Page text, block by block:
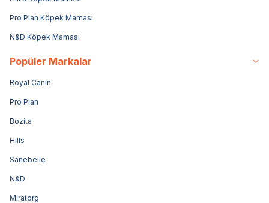
Pro Plan Köpek Maması
N&D Köpek Maması
Popüler Markalar
Royal Canin
Pro Plan
Bozita
Hills
Sanebelle
N&D
Miratorg